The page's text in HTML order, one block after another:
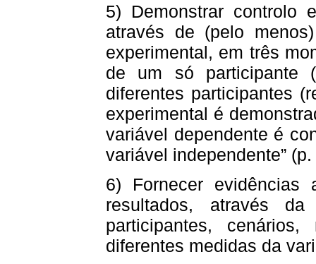
5) Demonstrar controlo
através de (pelo
experimental, em três
de um só participante
diferentes participantes
experimental é
variável dependente é
variável independente”
6) Fornecer evidências
resultados, através
participantes,
diferentes medidas da